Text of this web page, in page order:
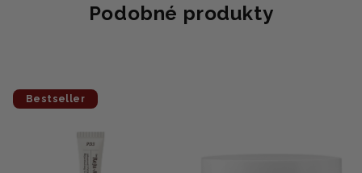
Podobné produkty
Bestseller